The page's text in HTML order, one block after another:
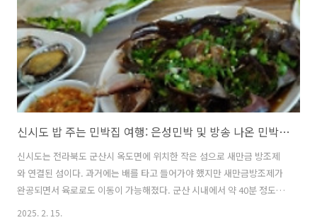
신시도 밥 주는 민박집 여행: 은성민박 및 방송 나온 민박집 가이드
신시도는 전라북도 군산시 옥도면에 위치한 작은 섬으로 새만금 방조제
와 연결된 섬이다. 과거에는 배를 타고 들어가야 했지만 새만금방조제가
완공되면서 육로로도 이동이 가능해졌다. 군산 시내에서 약 40분 정도만
소요되기 때문에 접근성이 좋아진 덕에 작은 어촌마을이었던 신시도는
2025. 2. 15.